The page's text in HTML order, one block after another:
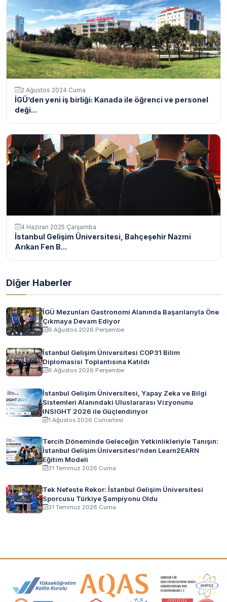
2 Ağustos 2024 Cuma
İGÜ’den yeni iş birliği: Kanada ile öğrenci ve personel
deği...
4 Haziran 2025 Çarşamba
İstanbul Gelişim Üniversitesi, Bahçeşehir Nazmi
Arıkan Fen B...
Diğer Haberler
İGÜ Mezunları Gastronomi Alanında Başarılarıyla Öne
Çıkmaya Devam Ediyor
6 Ağustos 2026 Perşembe
İstanbul Gelişim Üniversitesi COP31 Bilim
Diplomasisi Toplantısına Katıldı
6 Ağustos 2026 Perşembe
İstanbul Gelişim Üniversitesi, Yapay Zeka ve Bilgi
Sistemleri Alanındaki Uluslararası Vizyonunu
INSIGHT 2026 ile Güçlendiriyor
1 Ağustos 2026 Cumartesi
Tercih Döneminde Geleceğin Yetkinlikleriyle Tanışın:
İstanbul Gelişim Üniversitesi'nden Learn2EARN
Eğitim Modeli
31 Temmuz 2026 Cuma
Tek Nefeste Rekor: İstanbul Gelişim Üniversitesi
Sporcusu Türkiye Şampiyonu Oldu
31 Temmuz 2026 Cuma
Akreditasyon ve Üyelik Logoları